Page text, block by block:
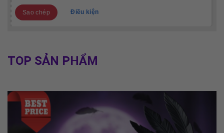
Sao chép Điều kiện
TOP SẢN PHẨM